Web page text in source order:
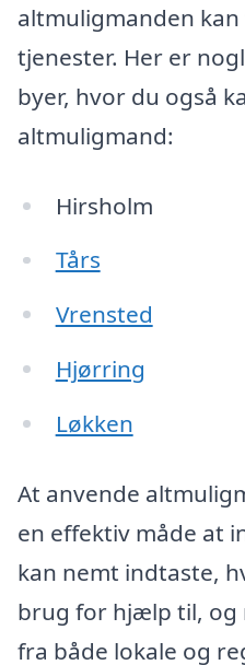
altmuligmanden
tjenester. Her er
byer, hvor du også
altmuligmand:
Hirsholm
Tårs
Vrensted
Hjørring
Løkken
At anvende
en effektiv måde at
kan nemt indtaste,
brug for hjælp til, og
fra både lokale og